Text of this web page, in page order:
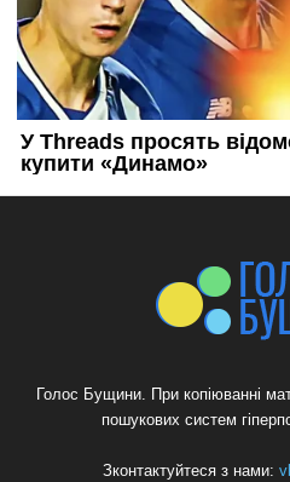
Голос Бущини. При копіюванні
пошукових систем
Зконтактуйтеся з нами: